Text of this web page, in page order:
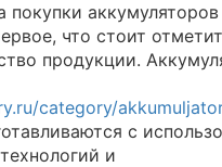
покупки
что стоит
продукции.
category/
с
и